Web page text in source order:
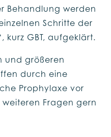
Behandlung werden
Schritte der
kurz GBT, aufgeklärt.
und größeren
durch eine
Prophylaxe vor
weiteren Fragen gern